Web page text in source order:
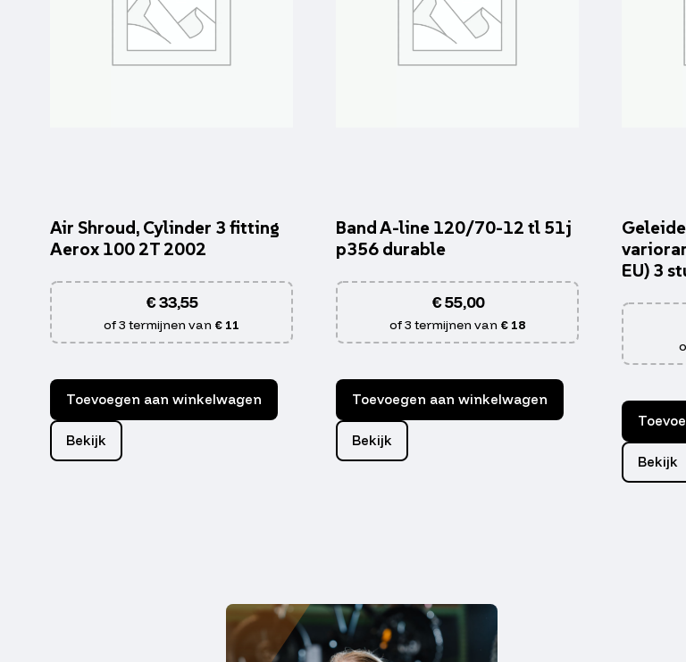
Air Shroud, Cylinder 3 fitting
Aerox 100 2T 2002
€33,55
of 3 termijnen van € 11
Toevoegen aan winkelwagen
Bekijk
Band A-line 120/70-12 tl 51j
p356 durable
€55,00
of 3 termijnen van € 18
Toevoegen aan winkelwagen
Bekijk
EU) 3
Bekijk